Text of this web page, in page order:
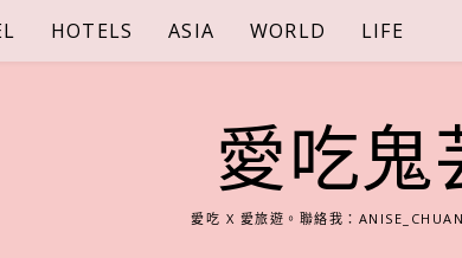
HOTELS ASIA WORLD LIFE
愛吃鬼
愛吃 X 愛旅遊。聯絡我：